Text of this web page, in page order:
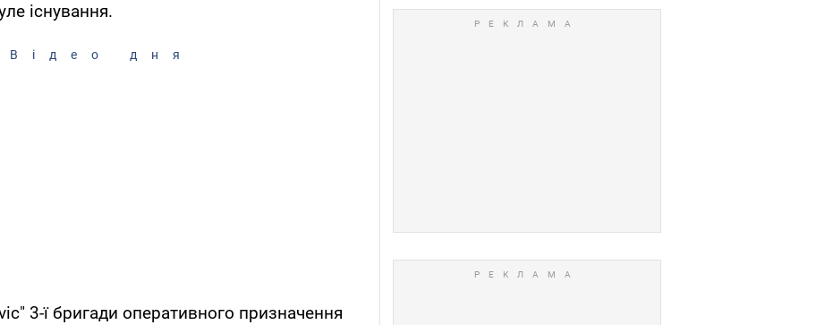
існування.
Відео дня
3-ї бригади оперативного призначення